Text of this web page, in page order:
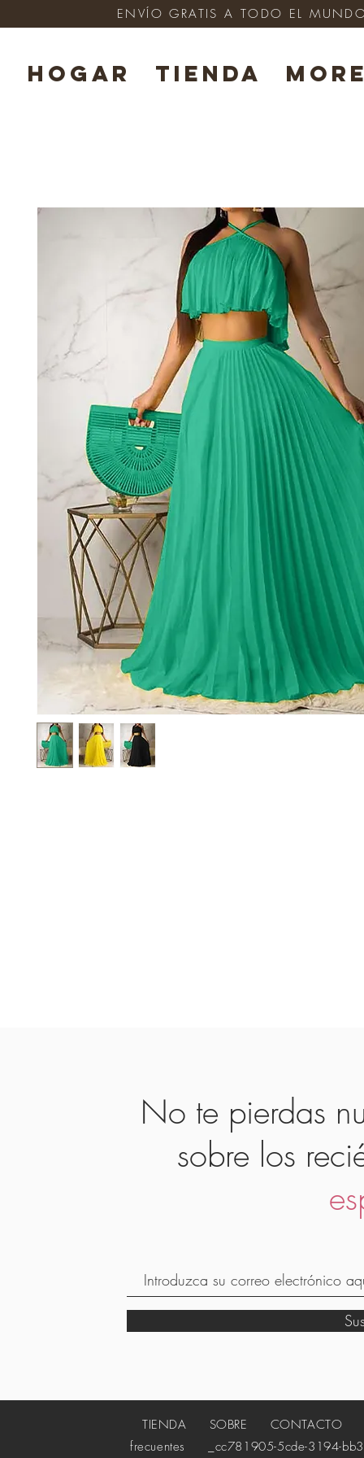
HOGAR TIENDA
ENVÍO GRATIS A TODO EL
No te pierdas
sobre los
TIENDA SOBRE CONTACTO
frecuentes
_cc781905-5cde-3194-